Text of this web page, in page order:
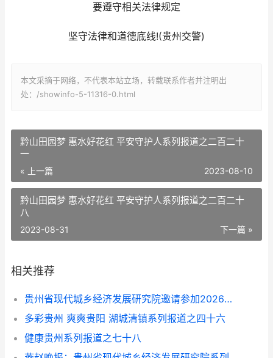
要遵守相关法律规定
坚守法律和道德底线!(贵州交警)
本文采摘于网络，不代表本站立场，转载联系作者并注明出
处：/showinfo-5-11316-0.html
黔山田园梦 惠水好花红 平安守护人系列报道之二百二十
一
« 上一篇 2023-08-10
黔山田园梦 惠水好花红 平安守护人系列报道之二百二十
八
下一篇 »
2023-08-31
相关推荐
贵州省现代城乡经济发展研究院邀请参加2026年度文旅交流会的通知
多彩贵州 爽爽贵阳 湖城清镇系列报道之四十六
健康贵州系列报道之七十八